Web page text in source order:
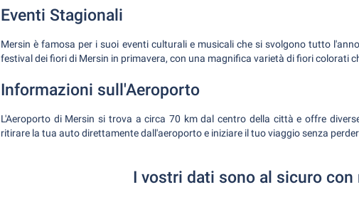
Eventi Stagionali
Mersin è famosa per i suoi eventi culturali e musicali che si svolgono tutto
festival dei fiori di Mersin in primavera, con una magnifica varietà di fiori colorati
Informazioni sull'Aeroporto
L'Aeroporto di Mersin si trova a circa 70 km dal centro della città e offre
ritirare la tua auto direttamente dall'aeroporto e iniziare il tuo viaggio senza
I vostri dati sono al sicuro con